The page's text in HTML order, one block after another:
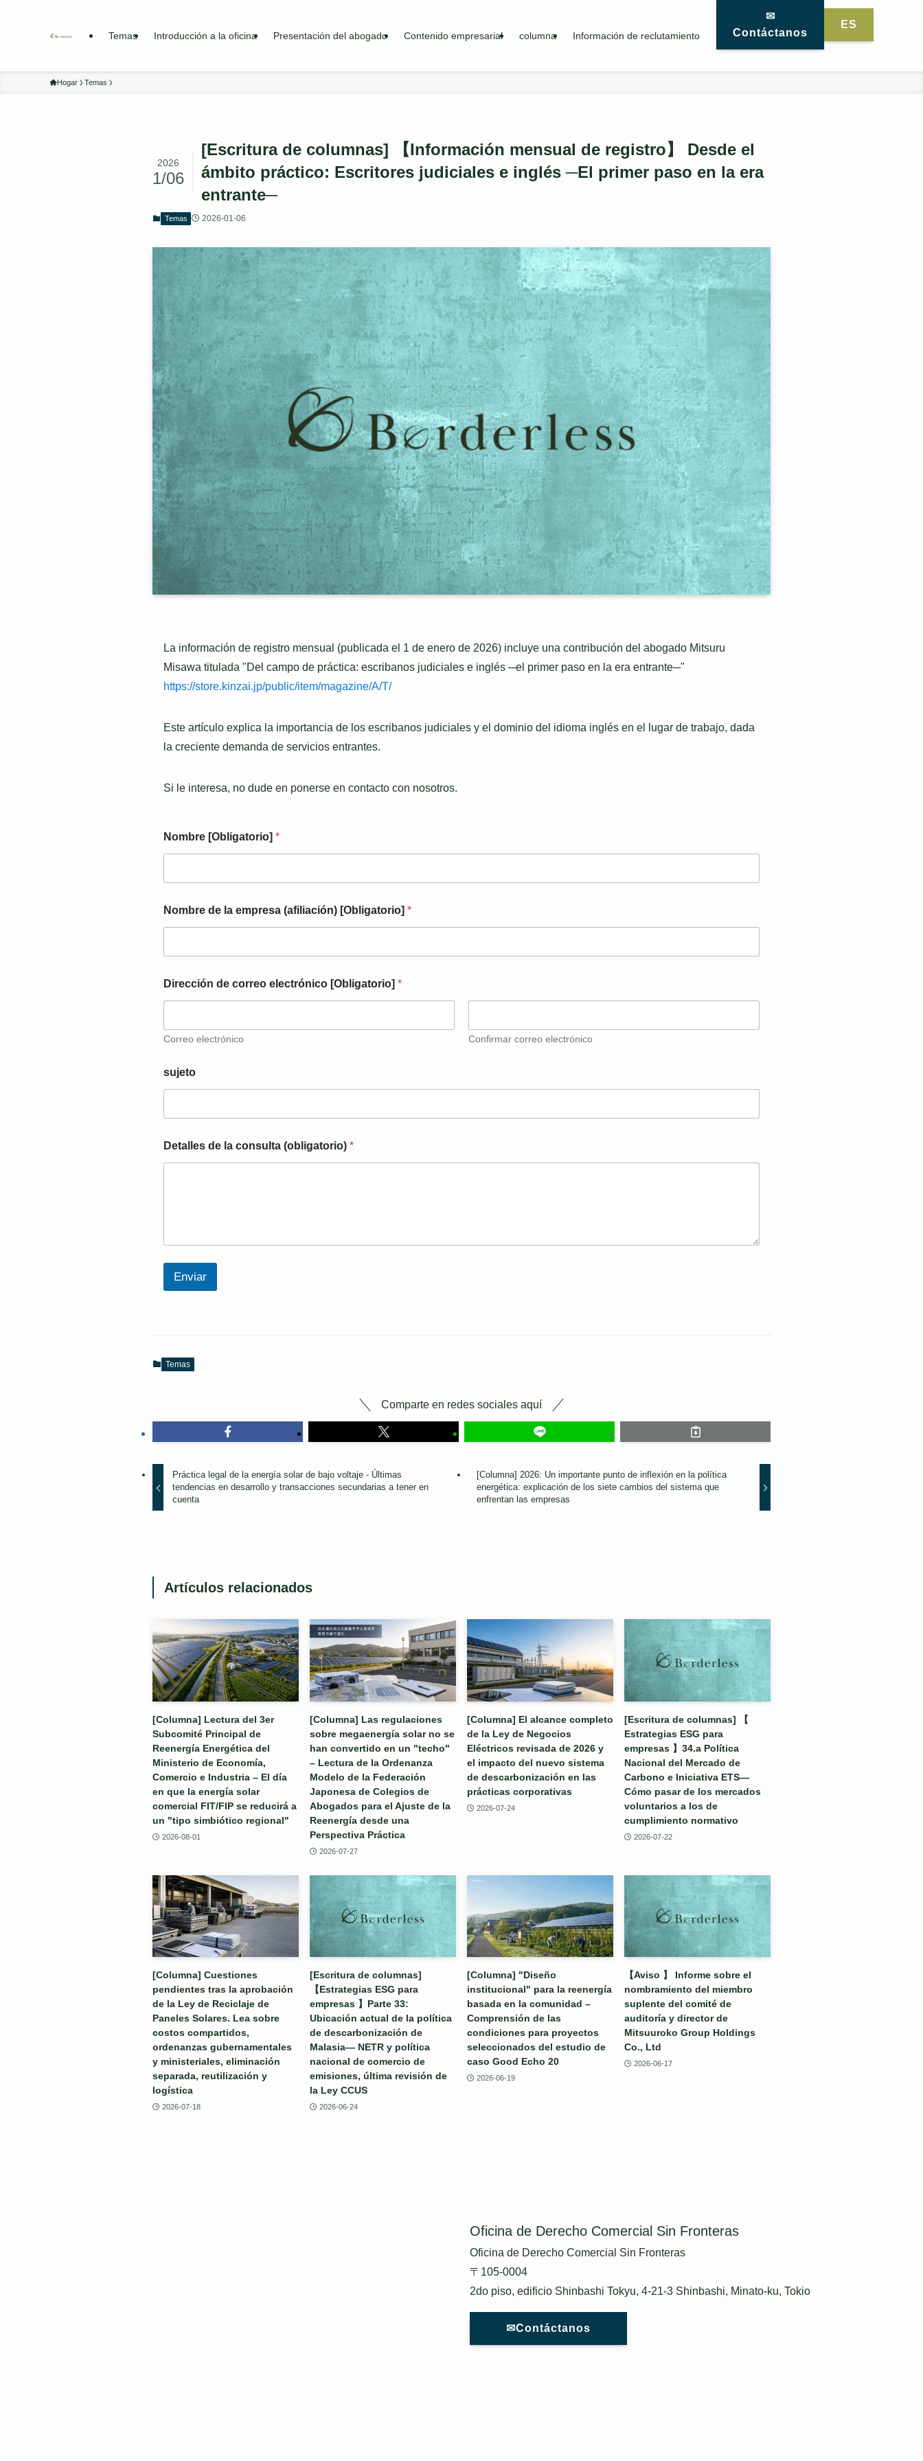
Temas Introducción a la oficina Presentación del abogado Contenido empresarial columna Información de reclutamiento
✉
Contáctanos
ES
Hogar Temas
[Escritura de columnas] 【Información mensual de registro】 Desde el
ámbito práctico: Escritores judiciales e inglés ─El primer paso en la era
entrante─
2026
1/06
Temas 2026-01-06
La información de registro mensual (publicada el 1 de enero de 2026) incluye una contribución del abogado Mitsuru
Misawa titulada "Del campo de práctica: escribanos judiciales e inglés ─el primer paso en la era entrante─"
https://store.kinzai.jp/public/item/magazine/A/T/
Este artículo explica la importancia de los escribanos judiciales y el dominio del idioma inglés en el lugar de trabajo, dada
la creciente demanda de servicios entrantes.
Si le interesa, no dude en ponerse en contacto con nosotros.
Nombre [Obligatorio] *
Nombre de la empresa (afiliación) [Obligatorio] *
D
i
c
ó
n
Dirección de correo electrónico [Obligatorio] *
Correo electrónico Confirmar correo electrónico
sujeto
Detalles de la consulta (obligatorio) *
Enviar
Temas
Comparte en redes sociales aquí
Práctica legal de la energía solar de bajo voltaje - Últimas
tendencias en desarrollo y transacciones secundarias a tener en
cuenta
[Columna] 2026: Un importante punto de inflexión en la política
energética: explicación de los siete cambios del sistema que
enfrentan las empresas
Artículos relacionados
[Columna] Lectura del 3er
Subcomité Principal de
Reenergía Energética del
Ministerio de Economía,
Comercio e Industria – El día
en que la energía solar
comercial FIT/FIP se reducirá a
un "tipo simbiótico regional"
2026-08-01
[Columna] Las regulaciones
sobre megaenergía solar no se
han convertido en un "techo"
– Lectura de la Ordenanza
Modelo de la Federación
Japonesa de Colegios de
Abogados para el Ajuste de la
Reenergía desde una
Perspectiva Práctica
2026-07-27
[Columna] El alcance completo
de la Ley de Negocios
Eléctricos revisada de 2026 y
el impacto del nuevo sistema
de descarbonización en las
prácticas corporativas
2026-07-24
[Escritura de columnas] 【
Estrategias ESG para
empresas 】34.a Política
Nacional del Mercado de
Carbono e Iniciativa ETS—
Cómo pasar de los mercados
voluntarios a los de
cumplimiento normativo
2026-07-22
[Columna] Cuestiones
pendientes tras la aprobación
de la Ley de Reciclaje de
Paneles Solares. Lea sobre
costos compartidos,
ordenanzas gubernamentales
y ministeriales, eliminación
separada, reutilización y
logística
2026-07-18
[Escritura de columnas]
【Estrategias ESG para
empresas 】Parte 33:
Ubicación actual de la política
de descarbonización de
Malasia— NETR y política
nacional de comercio de
emisiones, última revisión de
la Ley CCUS
2026-06-24
[Columna] "Diseño
institucional" para la reenergía
basada en la comunidad –
Comprensión de las
condiciones para proyectos
seleccionados del estudio de
caso Good Echo 20
2026-06-19
【Aviso 】 Informe sobre el
nombramiento del miembro
suplente del comité de
auditoría y director de
Mitsuuroko Group Holdings
Co., Ltd
2026-06-17
Oficina de Derecho Comercial Sin Fronteras
Oficina de Derecho Comercial Sin Fronteras
〒105-0004
2do piso, edificio Shinbashi Tokyu, 4-21-3 Shinbashi, Minato-ku, Tokio
✉Contáctanos